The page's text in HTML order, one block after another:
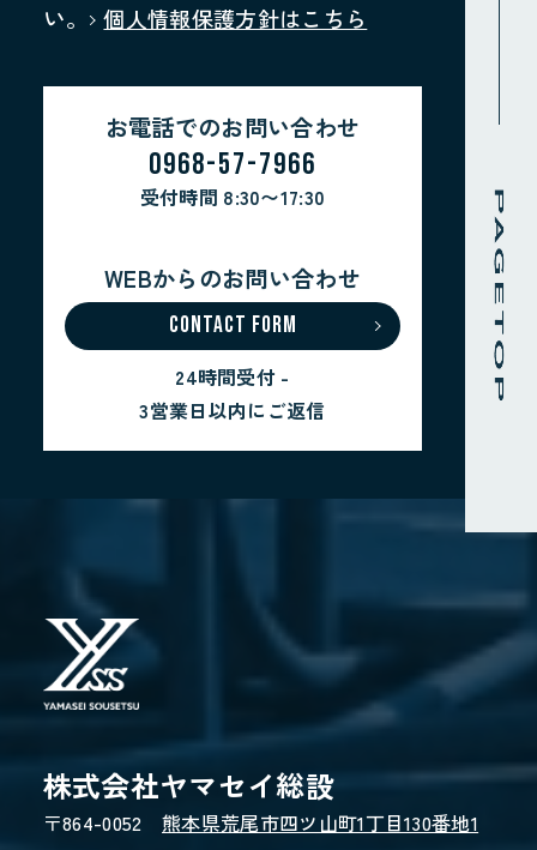
受付時間 8:30〜17:30
WEBからのお問い合わせ
CONTACT FORM
24時間受付 - 3営業日以内にご返信
い。
個人情報保護方針はこちら
お電話でのお問い合わせ
0968-57-7966
受付時間 8:30〜17:30
WEBからのお問い合わせ
CONTACT FORM
24時間受付 -
3営業日以内にご返信
株式会社ヤマセイ総設
〒864-0052熊本県荒尾市四ツ山町1丁目130番地1